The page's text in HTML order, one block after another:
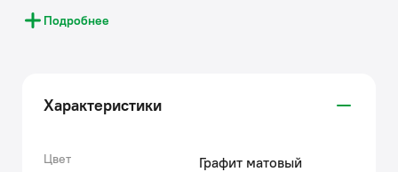
душевого ограждения. Держатель-слайдер легко
перемещается вверх-вниз по стойке, позволяя
Подойдет для комплектации душевых леек в тон.
● Основные элементы стойки выполнены из
● Цветное покрытие стойки IDDIS® выполнено
Подробнее
Характеристики
Цвет Графит матовый